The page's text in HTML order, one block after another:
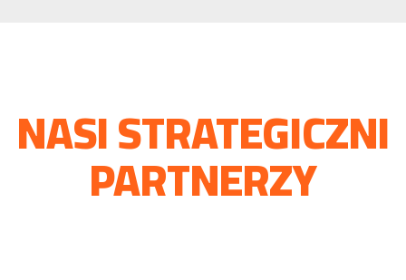
NASI STRATEGICZNI
PARTNERZY